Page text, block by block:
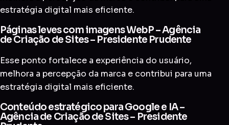
estratégia digital mais eficiente.
Páginas leves com imagens WebP – Agência
de Criação de Sites – Presidente Prudente
Esse ponto fortalece a experiência do usuário,
melhora a percepção da marca e contribui para uma
estratégia digital mais eficiente.
Conteúdo estratégico para Google e IA –
Agência de Criação de Sites – Presidente